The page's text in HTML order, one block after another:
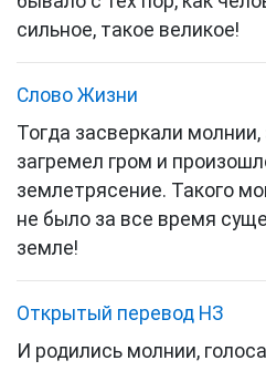
сильное, такое великое!
Слово Жизни
Тогда засверкали молнии,
загремел гром и
землетрясение. Такого
не было за все время
земле!
Открытый перевод НЗ
И родились молнии,